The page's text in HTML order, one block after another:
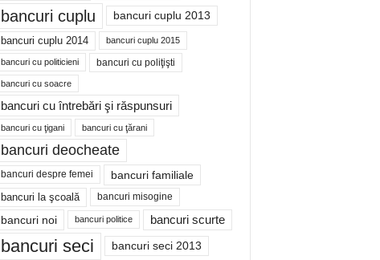
bancuri cuplu bancuri cuplu 2013
bancuri cuplu 2014 bancuri cuplu 2015
bancuri cu politicieni bancuri cu poliţişti
bancuri cu soacre
bancuri cu întrebări şi răspunsuri
bancuri cu ţigani bancuri cu ţărani
bancuri deocheate
bancuri despre femei bancuri familiale
bancuri la şcoală bancuri misogine
bancuri noi bancuri politice bancuri scurte
bancuri seci bancuri seci 2013